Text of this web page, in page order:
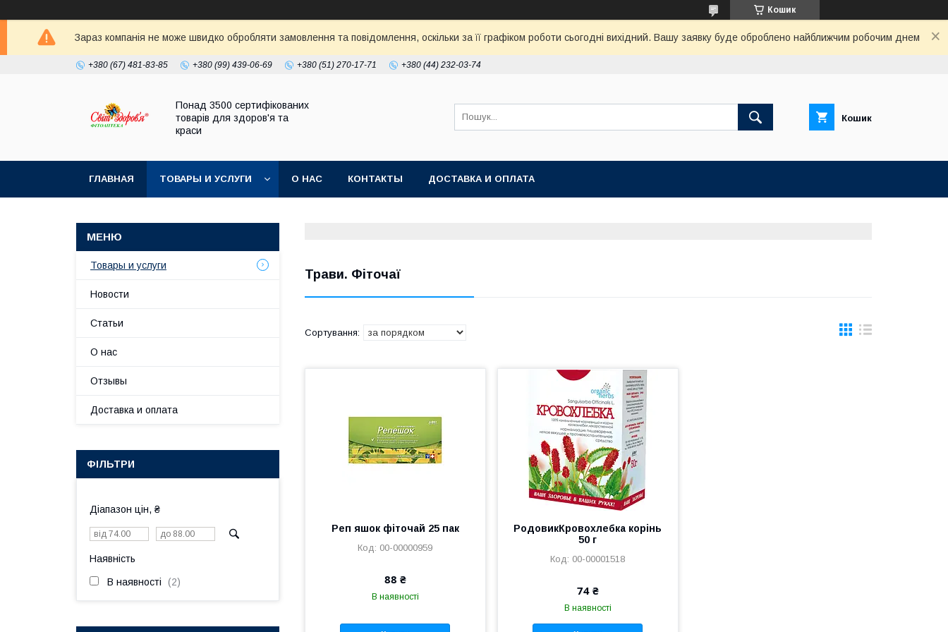
Кошик
Зараз компанія не може швидко обробляти замовлення та повідомлення, оскільки за її графіком роботи сьогодні вихідний. Вашу заявку буде оброблено найближчим робочим днем
+380 (67) 481-83-85 +380 (99) 439-06-69 +380 (51) 270-17-71 +380 (44) 232-03-74
Понад 3500 сертифікованих
товарів для здоров'я та
краси
Кошик
ГЛАВНАЯ ТОВАРЫ И УСЛУГИ О НАС КОНТАКТЫ ДОСТАВКА И ОПЛАТА
Трави. Фіточаї
Реп яшок фіточай 25 пак
00-00000959
88 ₴
В наявності
РодовикКровохлебка корінь
50 г
00-00001518
74 ₴
В наявності
Товары и услуги
Новости
Статьи
О нас
Отзывы
Доставка и оплата
ФІЛЬТРИ
Діапазон цін, ₴
Наявність
В наявності 2